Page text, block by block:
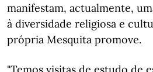
manifestam, actualmente,
à diversidade religiosa e
própria Mesquita promove.